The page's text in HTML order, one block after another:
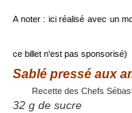
A noter : ici réalisé avec un
ce billet n'est pas sponsorisé)
Sablé pressé aux
Recette des Chefs
32 g de sucre